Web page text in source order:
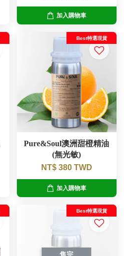
加入購物車
Best特選現貨
Pure&Soul澳洲甜橙精油
(無光敏)
NT$ 380 TWD
加入購物車
Best特選現貨